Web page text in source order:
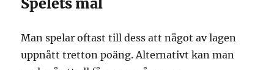
Man spelar oftast till dess att något av lagen
uppnått tretton poäng. Alternativt kan man